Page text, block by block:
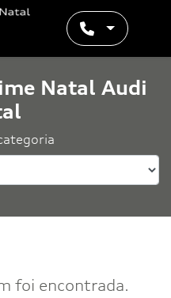
Natal Audi
foi encontrada.